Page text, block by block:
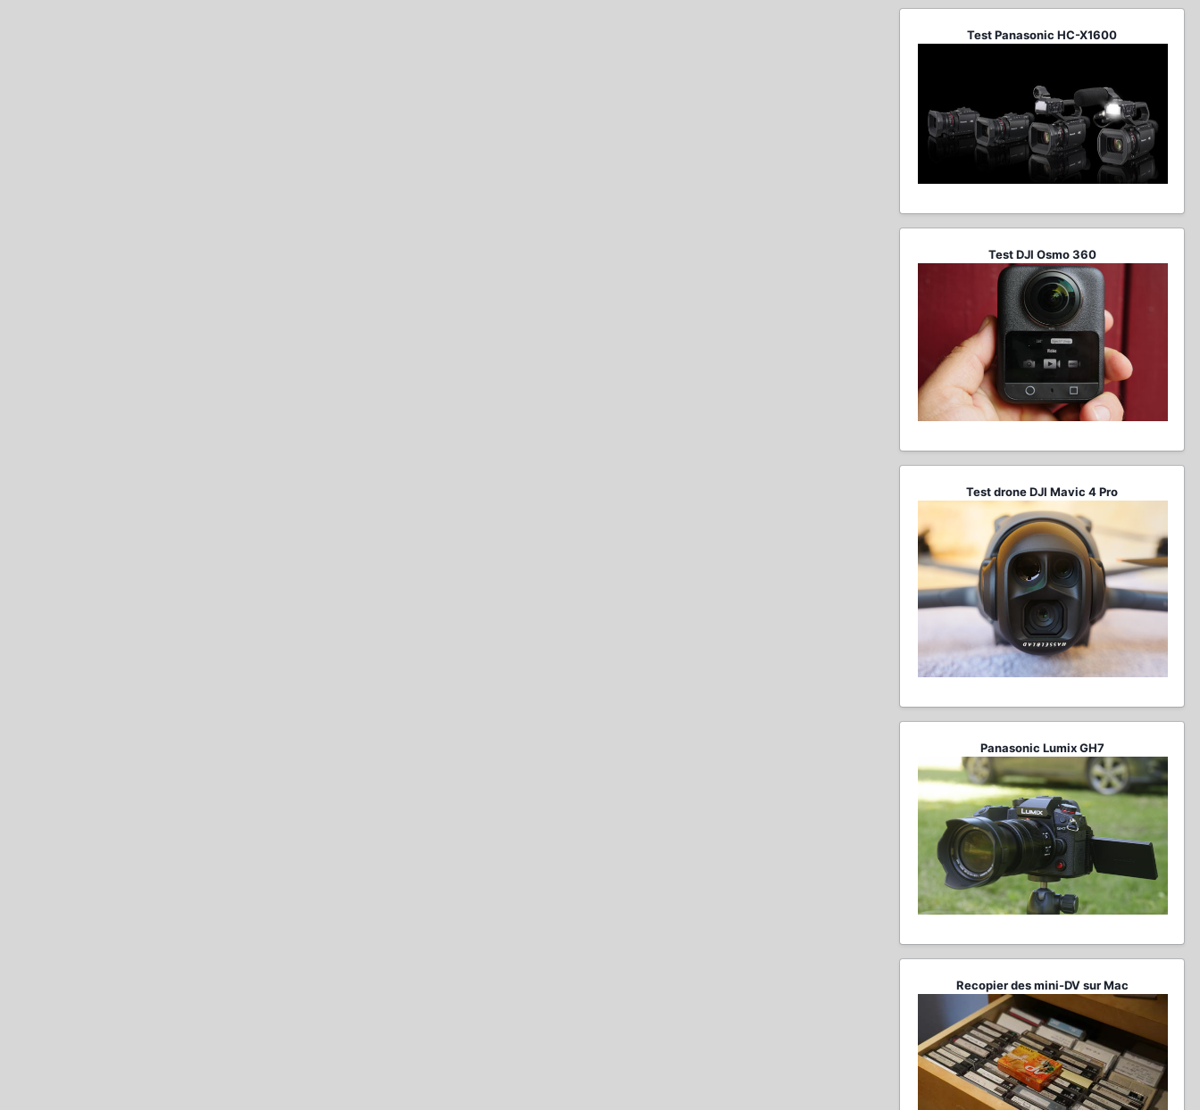
Test Panasonic HC-X1600
Test DJI Osmo 360
Test drone DJI Mavic 4 Pro
Panasonic Lumix GH7
Recopier des mini-DV sur Mac